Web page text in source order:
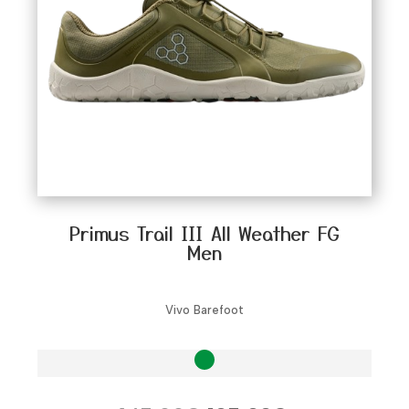
Primus Trail III All Weather FG
Men
Vivo Barefoot